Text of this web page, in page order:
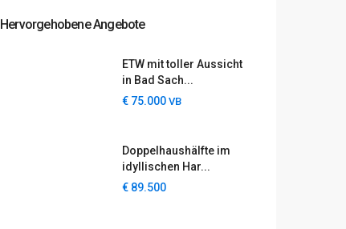
Hervorgehobene Angebote
ETW mit toller Aussicht
in Bad Sach...
€ 75.000 VB
Doppelhaushälfte im
idyllischen Har...
€ 89.500